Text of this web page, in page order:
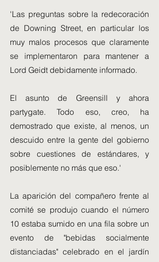
'Las preguntas sobre la redecoración
de Downing Street, en particular los
muy malos procesos que claramente
se implementaron para mantener a
Lord Geidt debidamente informado.
El asunto de Greensill y ahora
partygate. Todo eso, creo, ha
demostrado que existe, al menos, un
descuido entre la gente del gobierno
sobre cuestiones de estándares, y
posiblemente no más que eso.'
La aparición del compañero frente al
comité se produjo cuando el número
10 estaba sumido en una fila sobre un
evento de "bebidas socialmente
distanciadas" celebrado en el jardín